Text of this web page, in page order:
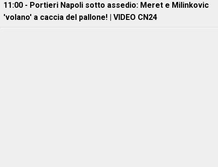
11:00 - Portieri Napoli sotto assedio: Meret e Milinkovic
'volano' a caccia del pallone! | VIDEO CN24